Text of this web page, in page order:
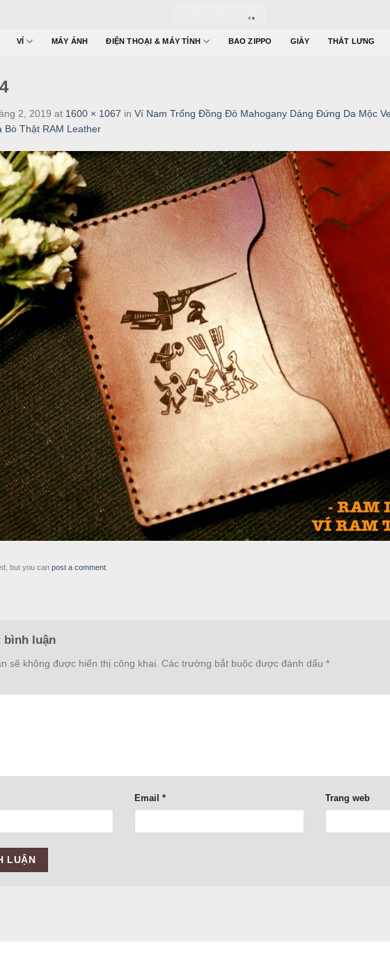
VÍ MÁY ẢNH ĐIỆN THOẠI & MÁY TÍNH BAO ZIPPO GIÀY THẮT LƯNG
2, 2019 at 1600 × 1067 in Ví Nam Trống Đồng Đỏ Mahogany Dáng Đứng Da Mộc
Bò Thật RAM Leather
but you can post a comment
bình luận
sẽ không được hiển thị công khai. Các trường bắt buộc được đánh dấu *
Email* Trang web